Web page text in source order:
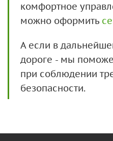
комфортное
можно оформить
А если в
дороге - мы
при соблюдении
безопасности.